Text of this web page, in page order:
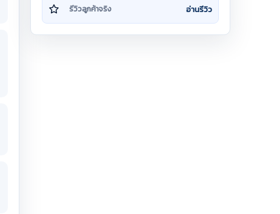
รีวิวลูกค้าจริง อ่านรีวิว